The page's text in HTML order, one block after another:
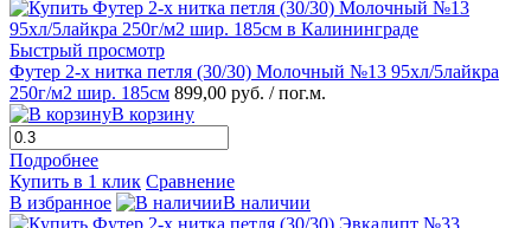
Быстрый просмотр
Футер 2-х нитка петля (30/30) Молочный №13 95хл/5лайкра
250г/м2 шир. 185см 899,00 руб. / пог.м.
В корзину
Подробнее
Купить в 1 клик Сравнение
В избранное
В наличии